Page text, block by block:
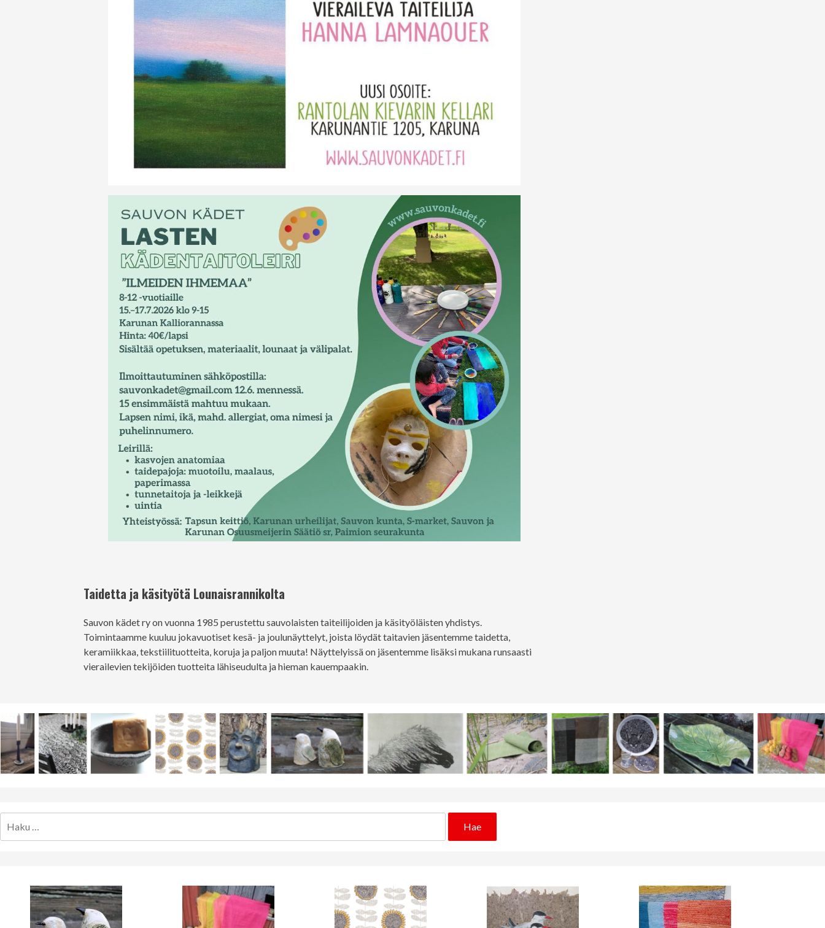
Taidetta ja käsityötä Lounaisrannikolta
Sauvon kädet ry on vuonna 1985 perustettu sauvolaisten taiteilijoiden ja käsityöläisten yhdistys.
Toimintaamme kuuluu jokavuotiset kesä- ja joulunäyttelyt, joista löydät taitavien jäsentemme taidetta,
keramiikkaa, tekstiilituotteita, koruja ja paljon muuta! Näyttelyissä on jäsentemme lisäksi mukana runsaasti
vierailevien tekijöiden tuotteita lähiseudulta ja hieman kauempaakin.